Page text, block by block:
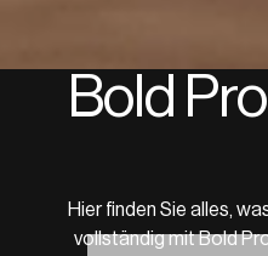
Bold
Hier finden Sie alles,
vollständig mit Bold